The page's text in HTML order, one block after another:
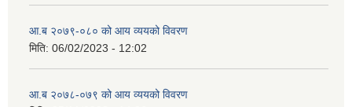
आ.ब २०७९-०८० को आय व्ययको विवरण
मिति: 06/02/2023 - 12:02
आ.ब २०७८-०७९ को आय व्ययको विवरण